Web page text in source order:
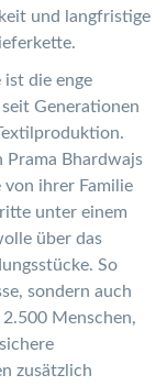
und langfristige
ist die enge
Generationen
Prama Bhardwajs
ihrer Familie
unter einem
über das
So
sondern auch
Menschen,
zusätzlich